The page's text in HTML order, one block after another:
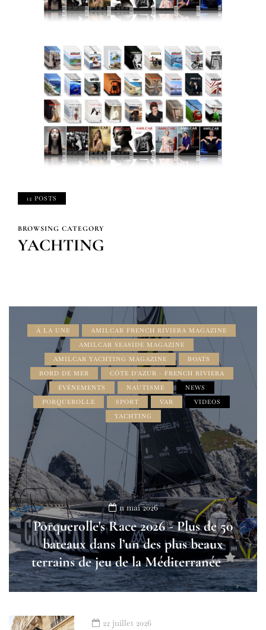
12 POSTS
BROWSING CATEGORY
YACHTING
À LA UNE
AMILCAR FRENCH RIVIERA MAGAZINE
AMILCAR SEASIDE MAGAZINE
AMILCAR YACHTING MAGAZINE
BOATS
BORD DE MER
CÔTE D'AZUR - FRENCH RIVIERA
ÉVÉNEMENTS
NAUTISME
NEWS
PORQUEROLLE
SPORT VAR
VIDEOS
YACHTING
11 mai 2026
Porquerolle's Race 2026 - Plus de 50
bateaux dans l’un des plus beaux
terrains de jeu de la Méditerranée
22 juillet 2026